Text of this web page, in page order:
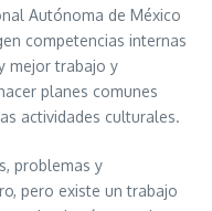
Autónoma de México
competencias internas
mejor trabajo y
planes comunes
actividades culturales.
problemas y
pero existe un trabajo